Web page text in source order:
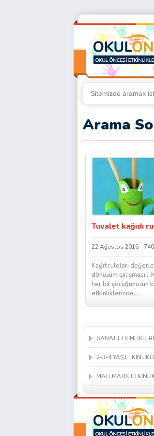
Arama
Tuvalet kağıdı
22 Ağustos 2016 -
Kağıt ruloları
dönüşüm çalışması…
her bir çocuğunuzun
etkinliklerinde...
SANAT ETKİNLİKLERİ
2-3-4 YAŞ
MATEMATİK